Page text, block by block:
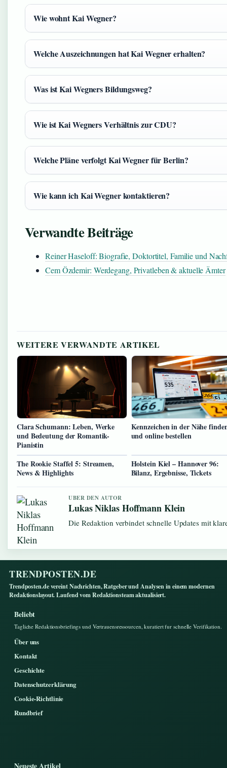
Wie wohnt Kai Wegner?
Welche Auszeichnungen hat Kai Wegner erhalten?
Was ist Kai Wegners Bildungsweg?
Wie ist Kai Wegners Verhältnis zur CDU?
Welche Pläne verfolgt Kai Wegner für Berlin?
Wie kann ich Kai Wegner kontaktieren?
Verwandte Beiträge
Reiner Haseloff: Biografie, Doktortitel, Familie und
Cem Özdemir: Werdegang, Privatleben & aktuelle Ämter
WEITERE VERWANDTE ARTIKEL
Clara Schumann: Leben, Werke
und Bedeutung der Romantik-
Pianistin
Kennzeichen in der Nähe
und online bestellen
The Rookie Staffel 5: Streamen,
News & Highlights
Holstein Kiel – Hannover 96:
Bilanz, Ergebnisse, Tickets
UBER DEN AUTOR
Lukas Niklas Hoffmann Klein
Die Redaktion verbindet schnelle Updates mit
TRENDPOSTEN.DE
Trendposten.de vereint Nachrichten, Ratgeber und Analysen in einem modernen
Redaktionslayout. Laufend vom Redaktionsteam aktualisiert.
Beliebt
Tagliche Redaktionsbriefings und Vertrauensressourcen, kuratiert fur schnelle Verifikation.
Über uns
Kontakt
Geschichte
Datenschutzerklärung
Cookie-Richtlinie
Rundbrief